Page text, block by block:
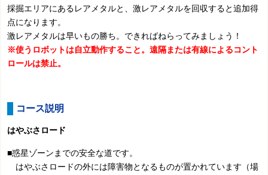
採掘エリアにあるレアメタルと、激レアメタルを回収すると追加得
点になります。
激レアメタルは早いもの勝ち。できればねらってみましょう！
※使うロボットは自立動作すること。遠隔または有線によるコント
ロールは禁止。
コース説明
はやぶさロード
■惑星ゾーンまでの安全な道です。
はやぶさロードの外には障害物となるものが置かれています（場